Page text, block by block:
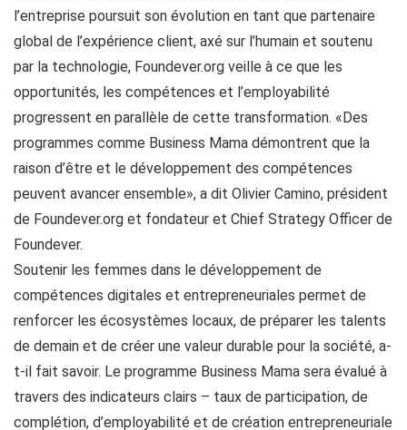
l’entreprise poursuit son évolution en tant que partenaire
global de l’expérience client, axé sur l’humain et soutenu
par la technologie, Foundever.org veille à ce que les
opportunités, les compétences et l’employabilité
progressent en parallèle de cette transformation. «Des
programmes comme Business Mama démontrent que la
raison d’être et le développement des compétences
peuvent avancer ensemble», a dit Olivier Camino, président
de Foundever.org et fondateur et Chief Strategy Officer de
Foundever.
Soutenir les femmes dans le développement de
compétences digitales et entrepreneuriales permet de
renforcer les écosystèmes locaux, de préparer les talents
de demain et de créer une valeur durable pour la société, a-
t-il fait savoir. Le programme Business Mama sera évalué à
travers des indicateurs clairs – taux de participation, de
complétion, d’employabilité et de création entrepreneuriale